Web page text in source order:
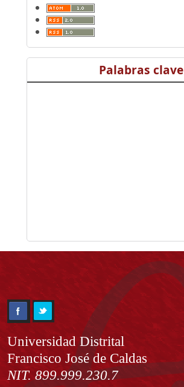
Palabras clave
Información
Universidad Distrital
Francisco José de Caldas
NIT. 899.999.230.7